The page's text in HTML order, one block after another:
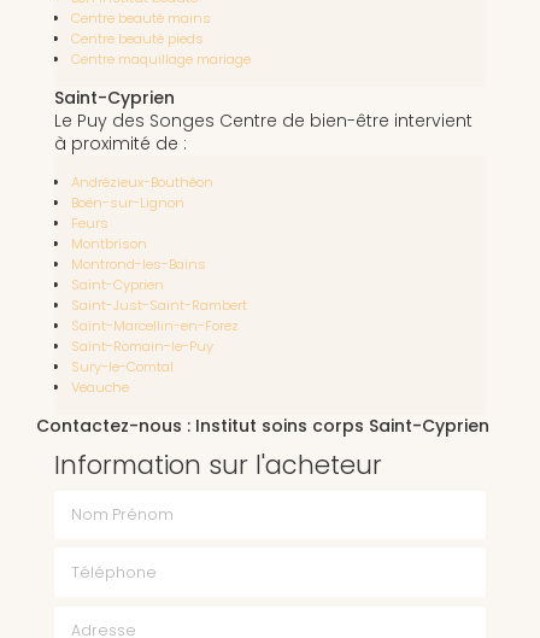
Centre beauté mains
Centre beauté pieds
Centre maquillage mariage
Saint-Cyprien
Le Puy des Songes Centre de bien-être intervient
à proximité de :
Andrézieux-Bouthéon
Boën-sur-Lignon
Feurs
Montbrison
Montrond-les-Bains
Saint-Cyprien
Saint-Just-Saint-Rambert
Saint-Marcellin-en-Forez
Saint-Romain-le-Puy
Sury-le-Comtal
Veauche
Contactez-nous : Institut soins corps Saint-Cyprien
Information sur l'acheteur